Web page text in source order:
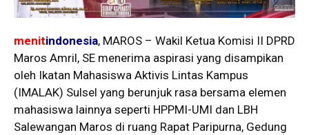
menitindonesia, MAROS – Wakil Ketua Komisi II DPRD
Maros Amril, SE menerima aspirasi yang disampikan
oleh Ikatan Mahasiswa Aktivis Lintas Kampus
(IMALAK) Sulsel yang berunjuk rasa bersama elemen
mahasiswa lainnya seperti HPPMI-UMI dan LBH
Salewangan Maros di ruang Rapat Paripurna, Gedung